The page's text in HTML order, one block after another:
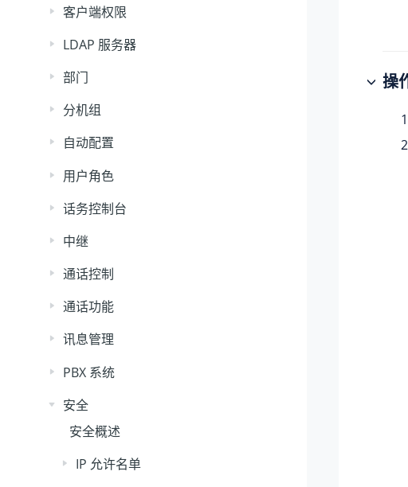
客户端权限
LDAP 服务器
部门
分机组
自动配置
用户角色
话务控制台
中继
通话控制
通话功能
讯息管理
PBX 系统
安全
安全概述
IP 允许名单
操